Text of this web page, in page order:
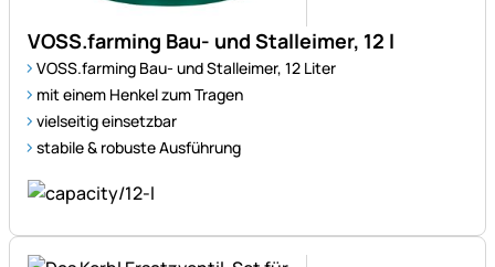
VOSS.farming Bau- und Stalleimer, 12 l
VOSS.farming Bau- und Stalleimer, 12 Liter
mit einem Henkel zum Tragen
vielseitig einsetzbar
stabile & robuste Ausführung